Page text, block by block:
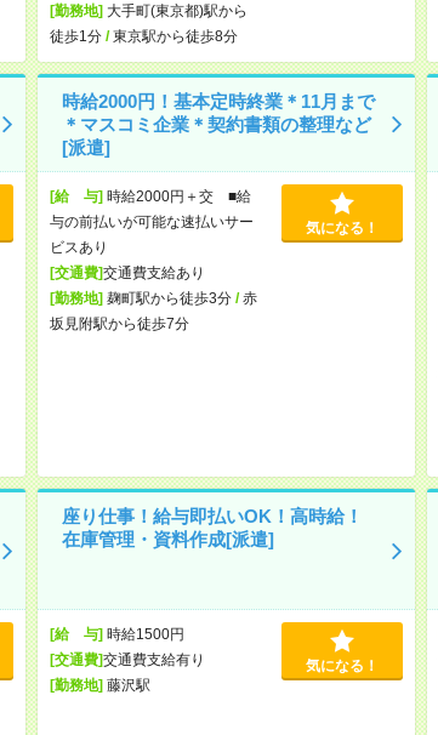
[勤務地]大手町(東京都)駅から
徒歩1分/東京駅から徒歩8分
時給2000円！基本定時終業＊11月まで
＊マスコミ企業＊契約書類の整理など
[派遣]
[給 与]時給2000円＋交 ■給
与の前払いが可能な速払いサー
ビスあり
[交通費]交通費支給あり
[勤務地]麹町駅から徒歩3分/赤
坂見附駅から徒歩7分
気になる！
座り仕事！給与即払いOK！高時給！
在庫管理・資料作成[派遣]
[給 与]時給1500円
[交通費]交通費支給有り
[勤務地]藤沢駅
気になる！